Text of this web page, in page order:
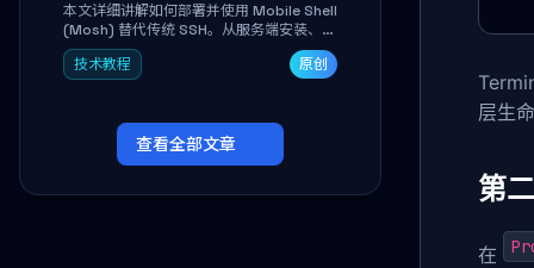
本文详细讲解如何部署并使用 Mobile Shell
(Mosh) 替代传统 SSH。从服务端安装、防
火墙放行到多平台客户端连接，手把手带你
掌握本地回显、连接漫游与断线自动恢复等
实现稳定高效的远程服务器管理。
技术教程 原创
查看全部文章
层生
第
在